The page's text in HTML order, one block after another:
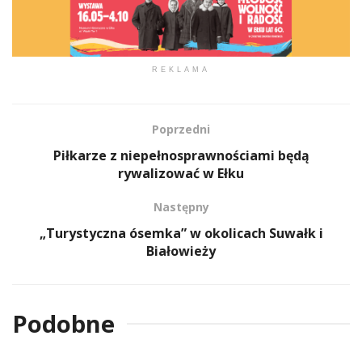
REKLAMA
Poprzedni
Piłkarze z niepełnosprawnościami będą
rywalizować w Ełku
Następny
„Turystyczna ósemka” w okolicach Suwałk i
Białowieży
Podobne